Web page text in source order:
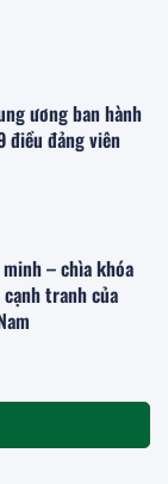
ương ban hành
điều đảng viên
– chìa khóa
tranh của